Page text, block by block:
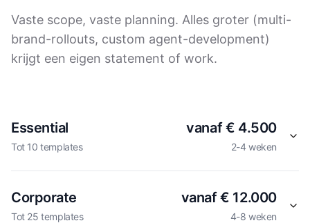
Vaste scope, vaste planning. Alles groter (multi-
brand-rollouts, custom agent-development)
krijgt een eigen statement of work.
Essential
Tot 10 templates
vanaf € 4.500
2-4 weken
Corporate
Tot 25 templates
vanaf € 12.000
4-8 weken